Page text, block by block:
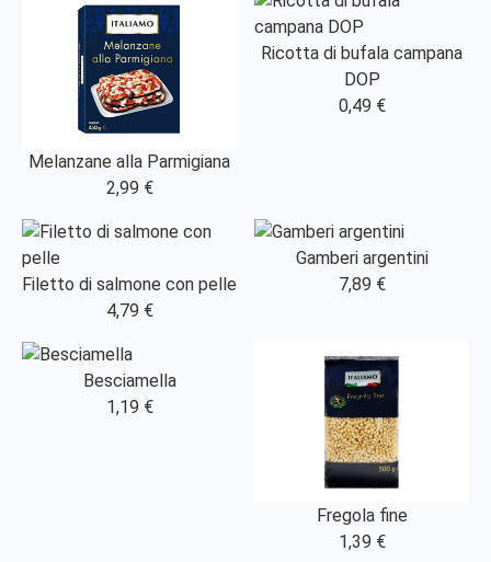
Melanzane alla Parmigiana
2,99 €
Ricotta di bufala campana
DOP
0,49 €
Filetto di salmone con pelle
4,79 €
Gamberi argentini
7,89 €
Besciamella
1,19 €
Fregola fine
1,39 €